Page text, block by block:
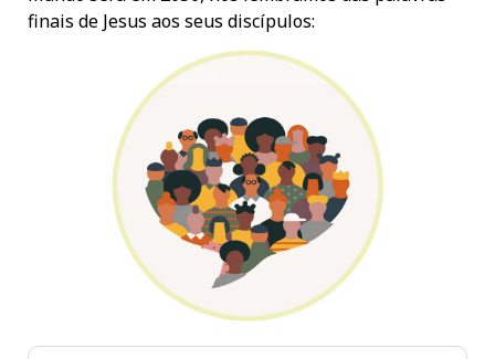
finais de Jesus aos seus discípulos: